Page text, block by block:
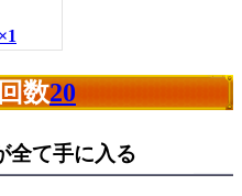
数20
全て手に入る